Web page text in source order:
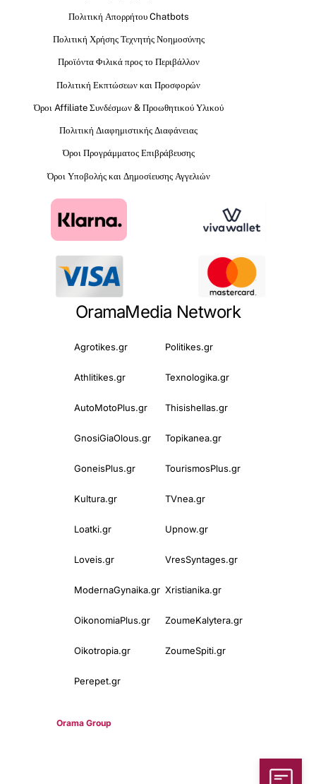
Πολιτική Απορρήτου Chatbots
Πολιτική Χρήσης Τεχνητής Νοημοσύνης
Προϊόντα Φιλικά προς το Περιβάλλον
Πολιτική Εκπτώσεων και Προσφορών
Όροι Affiliate Συνδέσμων & Προωθητικού Υλικού
Πολιτική Διαφημιστικής Διαφάνειας
Όροι Προγράμματος Επιβράβευσης
Όροι Υποβολής και Δημοσίευσης Αγγελιών
OramaMedia Network
Agrotikes.gr Politikes.gr
Athlitikes.gr Texnologika.gr
AutoMotoPlus.gr Thisishellas.gr
GnosiGiaOlous.gr Topikanea.gr
GoneisPlus.gr TourismosPlus.gr
Kultura.gr TVnea.gr
Loatki.gr Upnow.gr
Loveis.gr VresSyntages.gr
ModernaGynaika.gr Xristianika.gr
OikonomiaPlus.gr ZoumeKalytera.gr
Oikotropia.gr ZoumeSpiti.gr
Perepet.gr
Orama Group